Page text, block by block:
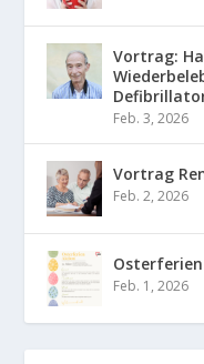
Vortrag:
Feb. 3, 2026
Vortrag
Feb. 2, 2026
Feb. 1, 2026